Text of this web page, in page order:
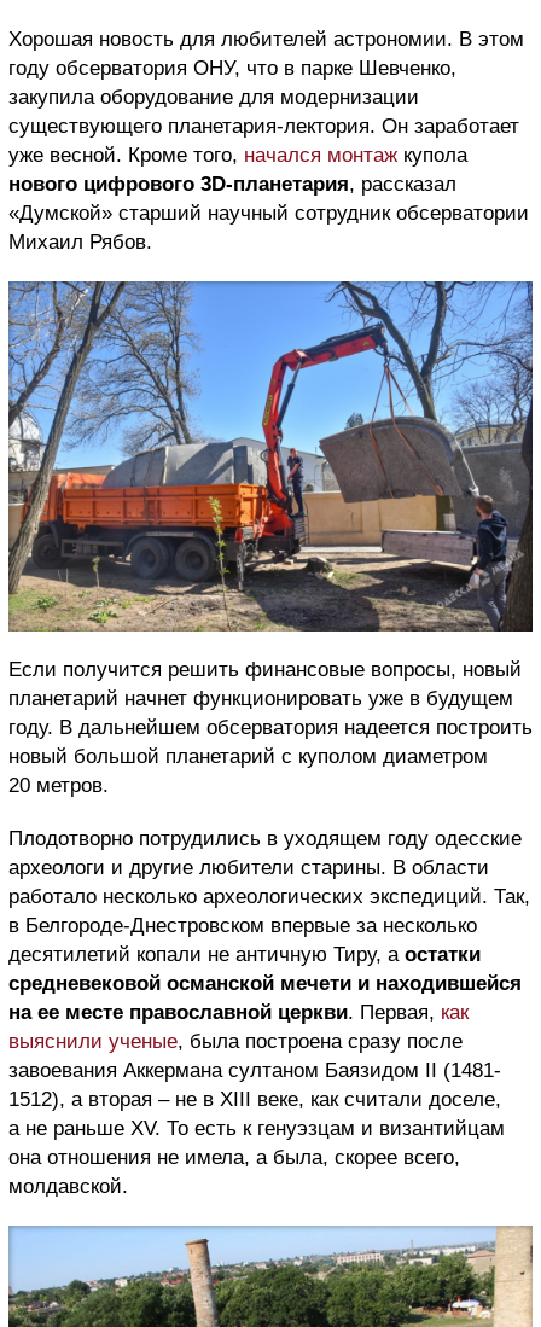
Хорошая новость для любителей астрономии. В этом
году обсерватория ОНУ, что в парке Шевченко,
закупила оборудование для модернизации
существующего планетария-лектория. Он заработает
уже весной. Кроме того, начался монтаж купола
нового цифрового 3D-планетария, рассказал
«Думской» старший научный сотрудник обсерватории
Михаил Рябов.
Если получится решить финансовые вопросы, новый
планетарий начнет функционировать уже в будущем
году. В дальнейшем обсерватория надеется построить
новый большой планетарий с куполом диаметром
20 метров.
Плодотворно потрудились в уходящем году одесские
археологи и другие любители старины. В области
работало несколько археологических экспедиций. Так,
в Белгороде-Днестровском впервые за несколько
десятилетий копали не античную Тиру, а остатки
средневековой османской мечети и находившейся
на ее месте православной церкви. Первая, как
выяснили ученые, была построена сразу после
завоевания Аккермана султаном Баязидом II (1481-
1512), а вторая – не в XIII веке, как считали доселе,
а не раньше XV. То есть к генуэзцам и византийцам
она отношения не имела, а была, скорее всего,
молдавской.